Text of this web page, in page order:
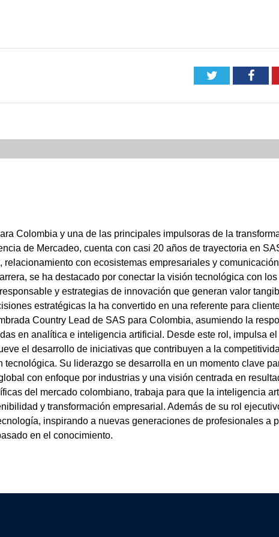
Twitter
Colombia y una de las principales impulsoras de la
de Mercadeo, cuenta con casi 20 años de trayectoria en
con ecosistemas empresariales y
se ha destacado por conectar la visión tecnológica con
y estrategias de innovación que generan valor
estratégicas la ha convertido en una referente para
Country Lead de SAS para Colombia, asumiendo la
en analítica e inteligencia artificial. Desde este rol, impulsa
el desarrollo de iniciativas que contribuyen a la
Su liderazgo se desarrolla en un momento clave
con enfoque por industrias y una visión centrada en
del mercado colombiano, trabaja para que la inteligencia
y transformación empresarial. Además de su rol
inspirando a nuevas generaciones de profesionales a
en el conocimiento.